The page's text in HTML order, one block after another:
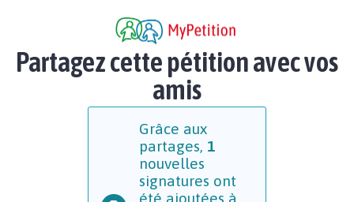
Partagez cette pétition avec vos
amis
Grâce aux
partages, 1
nouvelles
signatures ont
été ajoutées à